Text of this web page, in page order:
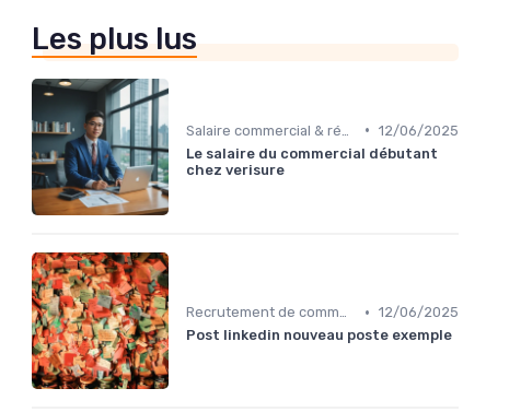
Les plus lus
• 12/06/2025
Le salaire du commercial débutant
chez verisure
Recrutement de commerciaux B2B • 12/06/2025
Post linkedin nouveau poste exemple